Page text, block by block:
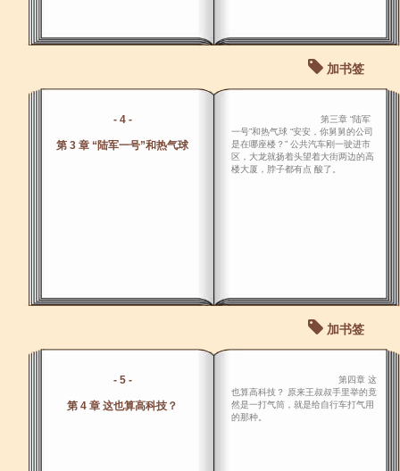
加书签
- 4 -
第 3 章 “陆军一号”和热气球
第三章 “陆军
一号”和热气球 “安安，你舅舅的公司
是在哪座楼？” 公共汽车刚一驶进市
区，大龙就扬着头望着大街两边的高
楼大厦，脖子都有点 酸了。
加书签
- 5 -
第 4 章 这也算高科技？
第四章 这
也算高科技？ 原来王叔叔手里举的竟
然是一打气筒，就是给自行车打气用
的那种。